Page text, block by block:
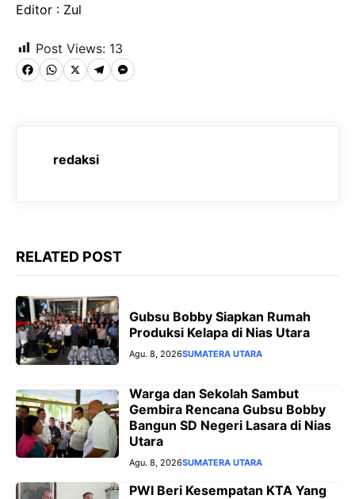
Editor : Zul
Post Views: 13
F
c
o
k
W
a
A
p
X T
l
e
r
m
M
s
n
e
r
redaksi
RELATED POST
Gubsu Bobby Siapkan Rumah
Produksi Kelapa di Nias Utara
Agu. 8, 2026SUMATERA UTARA
Warga dan Sekolah Sambut
Gembira Rencana Gubsu Bobby
Bangun SD Negeri Lasara di Nias
Utara
Agu. 8, 2026SUMATERA UTARA
PWI Beri Kesempatan KTA Yang